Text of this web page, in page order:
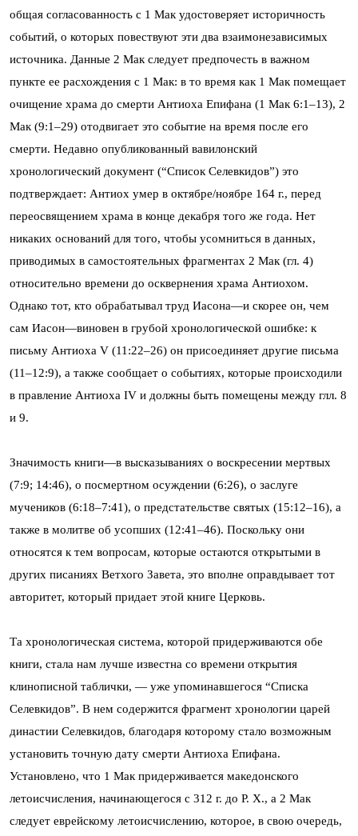
общая согласованность с 1 Мак удостоверяет историчность
событий, о которых повествуют эти два взаимонезависимых
источника. Данные 2 Мак следует предпочесть в важном
пункте ее расхождения с 1 Мак: в то время как 1 Мак помещает
очищение храма до смерти Антиоха Епифана (1 Мак 6:1–13), 2
Мак (9:1–29) отодвигает это событие на время после его
смерти. Недавно опубликованный вавилонский
хронологический документ (“Список Селевкидов”) это
подтверждает: Антиох умер в октябре/ноябре 164 г., перед
переосвящением храма в конце декабря того же года. Нет
никаких оснований для того, чтобы усомниться в данных,
приводимых в самостоятельных фрагментах 2 Мак (гл. 4)
относительно времени до осквернения храма Антиохом.
Однако тот, кто обрабатывал труд Иасона—и скорее он, чем
сам Иасон—виновен в грубой хронологической ошибке: к
письму Антиоха V (11:22–26) он присоединяет другие письма
(11–12:9), а также сообщает о событиях, которые происходили
в правление Антиоха IV и должны быть помещены между глл. 8
и 9.
Значимость книги—в высказываниях о воскресении мертвых
(7:9; 14:46), о посмертном осуждении (6:26), о заслуге
мучеников (6:18–7:41), о предстательстве святых (15:12–16), а
также в молитве об усопших (12:41–46). Поскольку они
относятся к тем вопросам, которые остаются открытыми в
других писаниях Ветхого Завета, это вполне оправдывает тот
авторитет, который придает этой книге Церковь.
Та хронологическая система, которой придерживаются обе
книги, стала нам лучше известна со времени открытия
клинописной таблички, — уже упоминавшегося “Списка
Селевкидов”. В нем содержится фрагмент хронологии царей
династии Селевкидов, благодаря которому стало возможным
установить точную дату смерти Антиоха Епифана.
Установлено, что 1 Мак придерживается македонского
летоисчисления, начинающегося с 312 г. до Р. Х., а 2 Мак
следует еврейскому летоисчислению, которое, в свою очередь,